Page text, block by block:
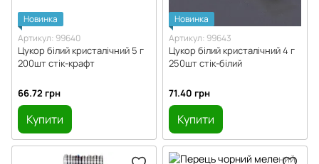
Новинка
Артикул: 99640
Цукор білий кристалічний 5 г
200шт стік-крафт
66.72 грн
Купити
Новинка
Артикул: 99643
Цукор білий кристалічний 4 г
250шт стік-білий
71.40 грн
Купити